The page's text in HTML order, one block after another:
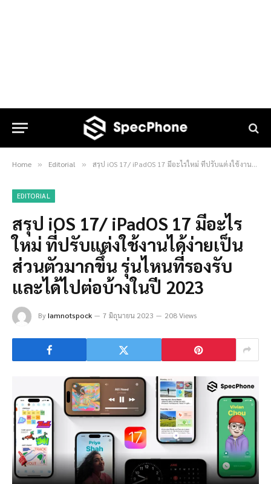
Home » Editorial » สรุป iOS 17/ iPadOS 17 มีอะไรใหม่ ที่ปรับแต่งใช้งานได้ง่ายเป็นส่วนตัวมากขึ้น รุ่นไหนที่รองรับและได้ไปต่อบ้างในปี 2023
EDITORIAL
สรุป iOS 17/ iPadOS 17 มีอะไร
ใหม่ ที่ปรับแต่งใช้งานได้ง่ายเป็น
ส่วนตัวมากขึ้น รุ่นไหนที่รองรับ
และได้ไปต่อบ้างในปี 2023
ByIamnotspock 7 มิถุนายน 2023 208 Views